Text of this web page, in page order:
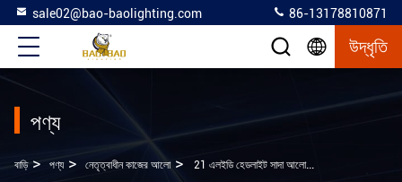
sale02@bao-baolighting.com 86-13178810871
উদ্ধৃতি
পণ্য
বাড়ি > পণ্য > নেতৃত্বাধীন কাজের আলো > 21 এলইডি হেডলাইট সাদা আলোকিত কাজের আলো 80 ভোল্ট উপলব্ধ গাড়ি আলো